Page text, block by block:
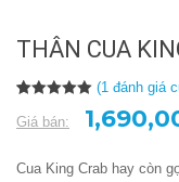
THÂN CUA
dựa trên
(1 đánh giá
Giá bán:
Cua King Crab hay còn